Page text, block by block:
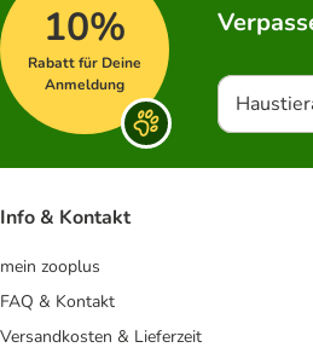
10%
Rabatt für Deine
Anmeldung
Info & Kontakt
mein zooplus
FAQ & Kontakt
Versandkosten & Lieferzeit